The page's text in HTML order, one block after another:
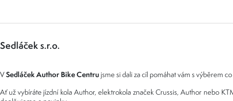
Sedláček s.r.o.
VSedláček Author Bike Centru jsme si dali za cíl pomáhat vám s výběrem
Ať už vybíráte jízdní kola Author, elektrokola značek Crussis, Author nebo